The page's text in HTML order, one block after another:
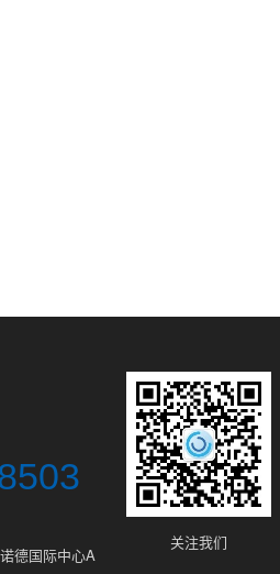
德国际中心A
关注我们